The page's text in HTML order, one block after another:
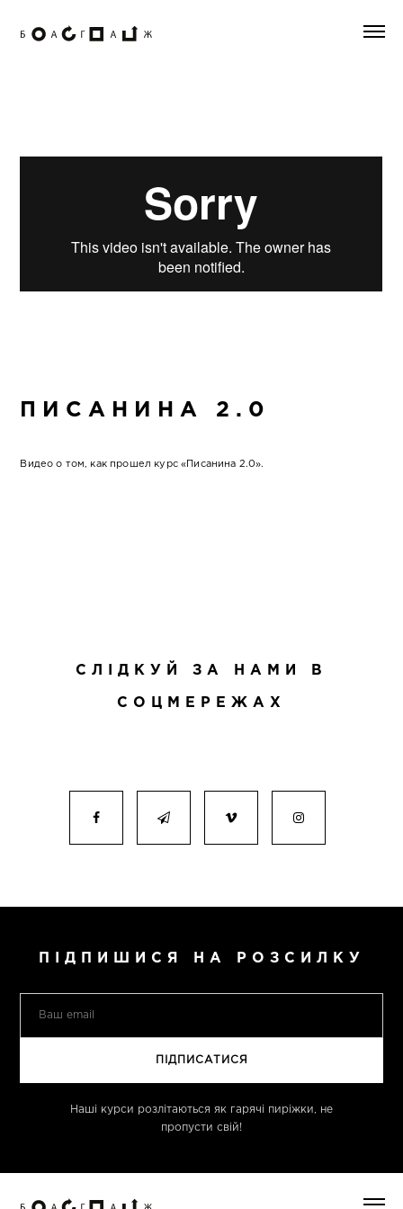
ПИСАНИНА 2.0
Видео о том, как прошел курс «Писанина 2.0».
СЛІДКУЙ ЗА НАМИ В
СОЦМЕРЕЖАХ
ПІДПИШИСЯ НА РОЗСИЛКУ
Наші курси розлітаються як гарячі пиріжки, не
пропусти свій!